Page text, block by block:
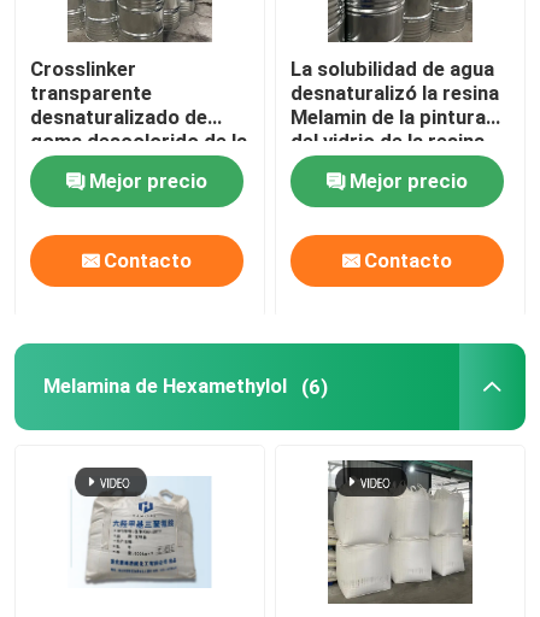
Crosslinker
transparente
desnaturalizado de
goma descolorido de la
resina de melamina
HmmmMejor precio
Contacto
La solubilidad de agua
desnaturalizó la resina
Melamin de la pintura
del vidrio de la resina
de melamina
Mejor precio
Contacto
Melamina de Hexamethylol (6)